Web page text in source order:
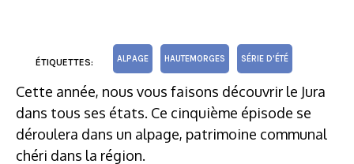
ÉTIQUETTES: ALPAGE HAUTEMORGES SÉRIE D'ÉTÉ
Cette année, nous vous faisons découvrir le Jura
dans tous ses états. Ce cinquième épisode se
déroulera dans un alpage, patrimoine communal
chéri dans la région.